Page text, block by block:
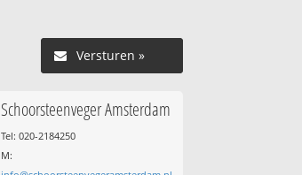
Versturen »
Schoorsteenveger Amsterdam
Tel: 020-2184250
M: